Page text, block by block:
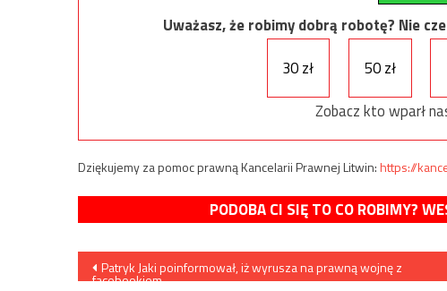
Uważasz, że robimy dobrą robotę? Nie
30 zł
50 zł
Zobacz kto wparł
Dziękujemy za pomoc prawną Kancelarii Prawnej Litwin:https://
PODOBA CI SIĘ TO CO ROBIMY?
Nawigacja
Patryk Jaki poinformował, iż wyrusza na prawną wojnę z
facebookiem